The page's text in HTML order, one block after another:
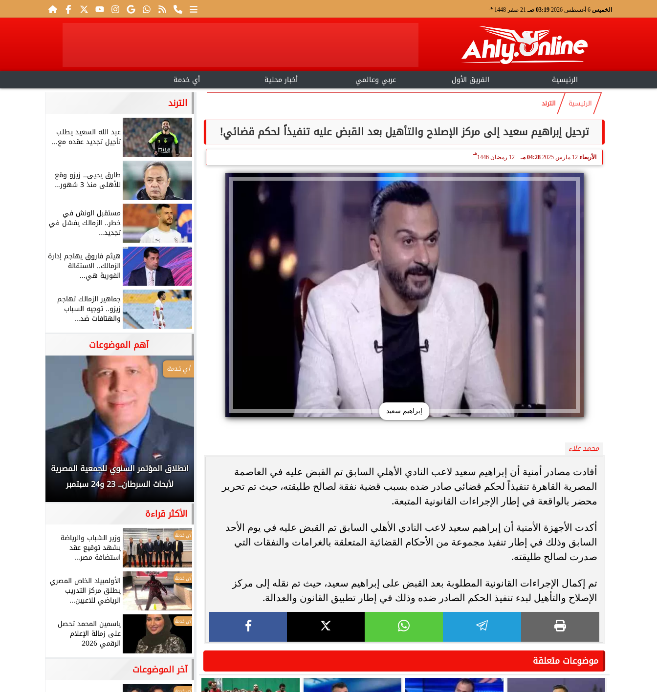
الخميس 03:19 صـ 21 صفر 1448 هـ
الرئيسية الفريق الأول عربي وعالمي أخبار محلية أي خدمة
الرئيسية الترند
ترحيل إبراهيم سعيد إلى مركز الإصلاح والتأهيل بعد القبض عليه تنفيذاً لحكم قضائي!
الأربعاء 12 مارس 2025 04:28 مـ 12 رمضان 1446
هـ
إبراهيم سعيد
محمد علاء
أفادت مصادر أمنية أن إبراهيم سعيد لاعب النادي الأهلي السابق تم القبض عليه في العاصمة
المصرية القاهرة تنفيذاً لحكم قضائي صادر ضده بسبب قضية نفقة لصالح طليقته، حيث تم تحرير
محضر بالواقعة في إطار الإجراءات القانونية المتبعة.
أكدت الأجهزة الأمنية أن إبراهيم سعيد لاعب النادي الأهلي السابق تم القبض عليه في يوم الأحد
السابق وذلك في إطار تنفيذ مجموعة من الأحكام القضائية المتعلقة بالغرامات والنفقات التي
صدرت لصالح طليقته.
تم إكمال الإجراءات القانونية المطلوبة بعد القبض على إبراهيم سعيد، حيث تم نقله إلى مركز
الإصلاح والتأهيل لبدء تنفيذ الحكم الصادر ضده وذلك في إطار تطبيق القانون والعدالة.
موضوعات متعلقة
الترند
عبد الله السعيد يطلب
تأجيل تجديد عقده مع...
طارق يحيى.. زيزو وقع
للأهلى منذ 3 شهور...
مستقبل الونش في
خطر.. الزمالك يفشل في
تجديد...
هيثم فاروق يهاجم إدارة
الزمالك.. الاستقالة
الفورية هي...
جماهير الزمالك تهاجم
زيزو.. توجيه السباب
والهتافات ضد...
آهم الموضوعات
انغام تختار جدة محطة اولى لتدشين
البومها
مصر تكتب التاريخ.. فريق “حلم” يفوز بكأس
بطولة Genuine Cup العالمية لكرة...
أوبو تطلق سلسلة رينو 16 في المملكة
العربية السعودية بتصميم لافت وقدرات...
أي خدمة
انطلاق المؤتمر السنوي للجمعية المصرية
لأبحاث السرطان.. 23 و24 سبتمبر
الأكثر قراءة
أي خدمة وزير الشباب والرياضة
يشهد توقيع عقد
استضافة مصر...
أي خدمة الأولمبياد الخاص المصري
يطلق مركز التدريب
الرياضي للاعبين...
أي خدمة ياسمين المحمد تحصل
على زمالة الإعلام
الرقمي 2026
آخر الموضوعات